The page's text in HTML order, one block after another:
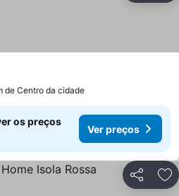
de Centro da cidade
os preços
Ver preços
Partilhar